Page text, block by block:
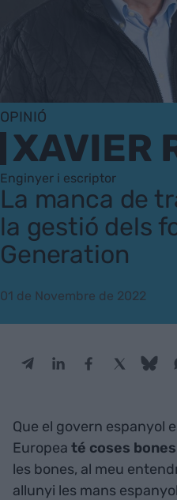
OPINIÓ
XAVIER
Enginyer i escriptor
La manca de
la gestió dels
Generation
01 de Novembre de 2022
Que el govern espanyol
Europea té coses
les bones, al meu
allunyi les mans